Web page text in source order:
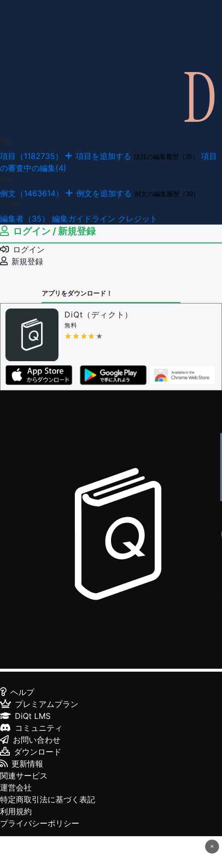
×
項目（1182735） 項目を追加する 項目の編集履歴（35）
項目
の審査中の編集(4)
例文（1463614） 例文を追加する 例文の編集履歴（39）
編集者（35） 編集ガイドライン クレジット
ログイン / 新規登録
ログイン
新規登録
アプリをダウンロード！
DiQt（ディクト）
無料
★★★★★
★★★★★
ヘルプ
プレミアムプラン
DiQt LMS
コミュニティ
お問い合わせ
ダウンロード
更新情報
関連サービス
運営会社
特定商取引法に基づく表記
利用規約
プライバシーポリシー